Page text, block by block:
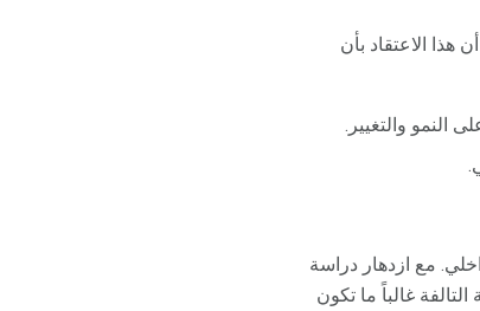
الاعتقاد بأن
النمو والتغيير.
مع ازدهار دراسة
غالباً ما تكون